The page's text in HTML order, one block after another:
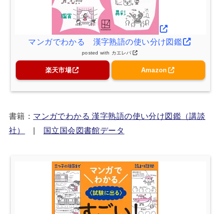
マンガでわかる 漢字熟語の使い分け図鑑
posted with カエレバ
楽天市場 Amazon
書籍： マンガでわかる 漢字熟語の使い分け図鑑（講談
社）
| 国立国会図書館データ